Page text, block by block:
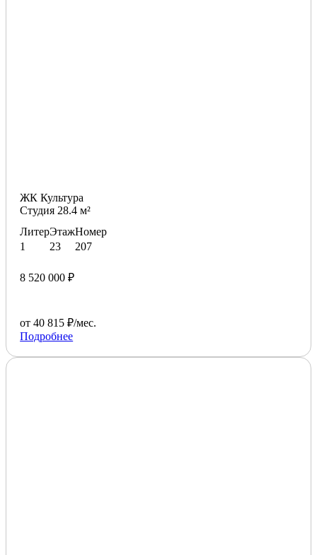
ЖК Культура
Студия 28.4 м²
Литер
1
Этаж
23
Номер
207
8 520 000 ₽
от 40 815 ₽/мес.
Подробнее